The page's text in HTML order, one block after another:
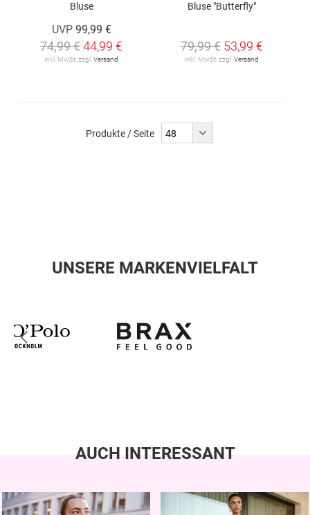
Bluse
UVP 99,99 €
74,99 €44,99 €
inkl. MwSt. zzgl.Versand
Bluse "Butterfly"
79,99 € 53,99 €
inkl. MwSt. zzgl.Versand
Produkte / Seite
UNSERE MARKENVIELFALT
AUCH INTERESSANT